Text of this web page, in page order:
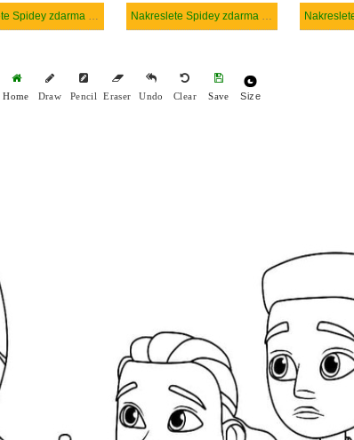
Nakreslete Spidey zdarma základní Nakreslete Spidey zdarma snadný tisknutelné
Home Draw Pencil Eraser Undo Clear Save Size